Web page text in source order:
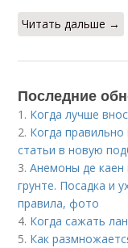
Читать дальше →
Последние
1. Когда лучше
2. Когда
статьи в новую
3.Анемоны де каен
грунте. Посадка и
правила, фото
4. Когда сажать
5. Как